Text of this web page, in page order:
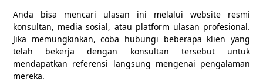
Anda bisa mencari ulasan ini melalui website resmi
konsultan, media sosial, atau platform ulasan profesional.
Jika memungkinkan, coba hubungi beberapa klien yang
telah bekerja dengan konsultan tersebut untuk
mendapatkan referensi langsung mengenai pengalaman
mereka.